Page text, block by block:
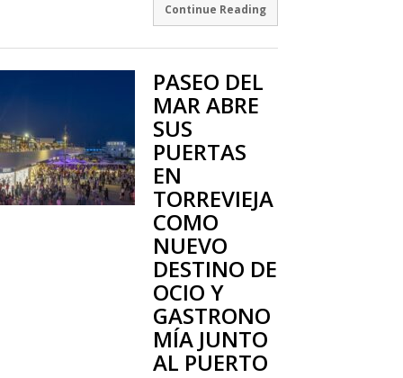
Continue Reading
PASEO DEL
MAR ABRE
SUS
PUERTAS
EN
TORREVIEJA
COMO
NUEVO
DESTINO DE
OCIO Y
GASTRONO
MÍA JUNTO
AL PUERTO